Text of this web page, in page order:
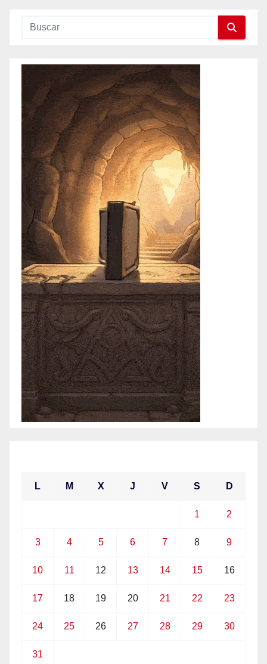
L M X J V S D
1 2
3 4 5 6 7 8 9
10 11 12 13 14 15 16
17 18 19 20 21 22 23
24 25 26 27 28 29 30
31